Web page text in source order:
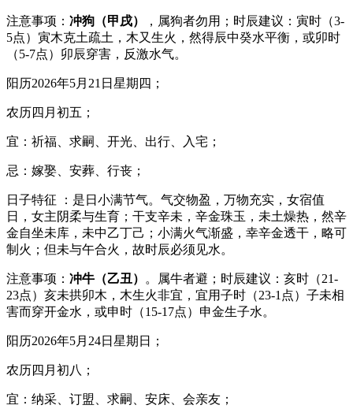
注意事项： 冲狗（甲戌）
，属狗者勿用；时辰建议：寅时（3-
5点）寅木克土疏土，木又生火，然得辰中癸水平衡，或卯时
（5-7点）卯辰穿害，反激水气。
阳历2026年5月21日星期四；
农历四月初五；
宜：祈福、求嗣、开光、出行、入宅；
忌：嫁娶、安葬、行丧；
日子特征 ：是日小满节气。气交物盈，万物充实，女宿值
日，女主阴柔与生育；干支辛未，辛金珠玉，未土燥热，然辛
金自坐未库，未中乙丁己；小满火气渐盛，幸辛金透干，略可
制火；但未与午合火，故时辰必须见水。
注意事项： 冲牛（乙丑）
。属牛者避；时辰建议：亥时（21-
23点）亥未拱卯木，木生火非宜，宜用子时（23-1点）子未相
害而穿开金水，或申时（15-17点）申金生子水。
阳历2026年5月24日星期日；
农历四月初八；
宜：纳采、订盟、求嗣、安床、会亲友；